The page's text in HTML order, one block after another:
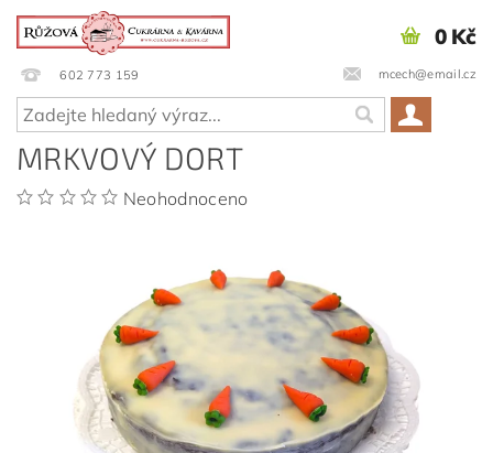
602 773 159 mcech@email.cz
0 Kč
MRKVOVÝ DORT
Neohodnoceno